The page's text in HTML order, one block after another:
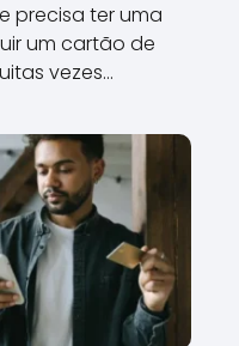
precisa ter uma
um cartão de
vezes…